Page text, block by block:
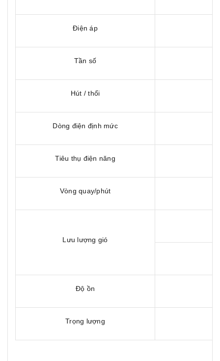
Điện áp
Tần số
Hút / thổi
Dòng điện định mức
Tiêu thụ điện năng
Vòng quay/phút
Lưu lượng gió
Độ ồn
Trọng lượng